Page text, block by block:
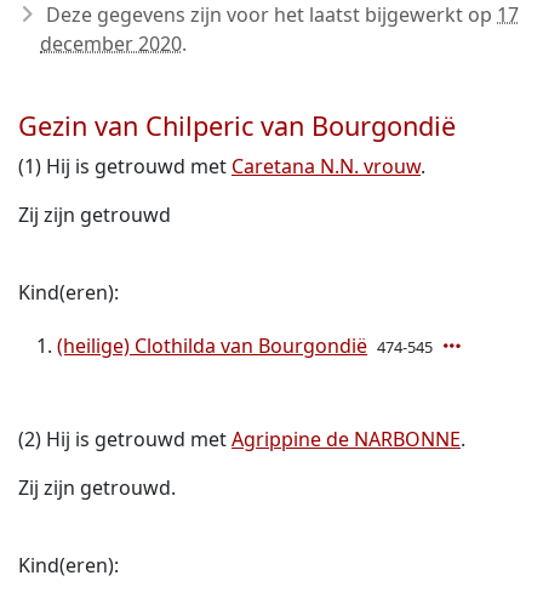
Deze gegevens zijn voor het laatst bijgewerkt op 17
december 2020.
Gezin van Chilperic van Bourgondië
(1) Hij is getrouwd met Caretana N.N. vrouw.
Zij zijn getrouwd
Kind(eren):
(heilige) Clothilda van Bourgondië 474-545
(2) Hij is getrouwd metAgrippine de NARBONNE.
Zij zijn getrouwd.
Kind(eren):